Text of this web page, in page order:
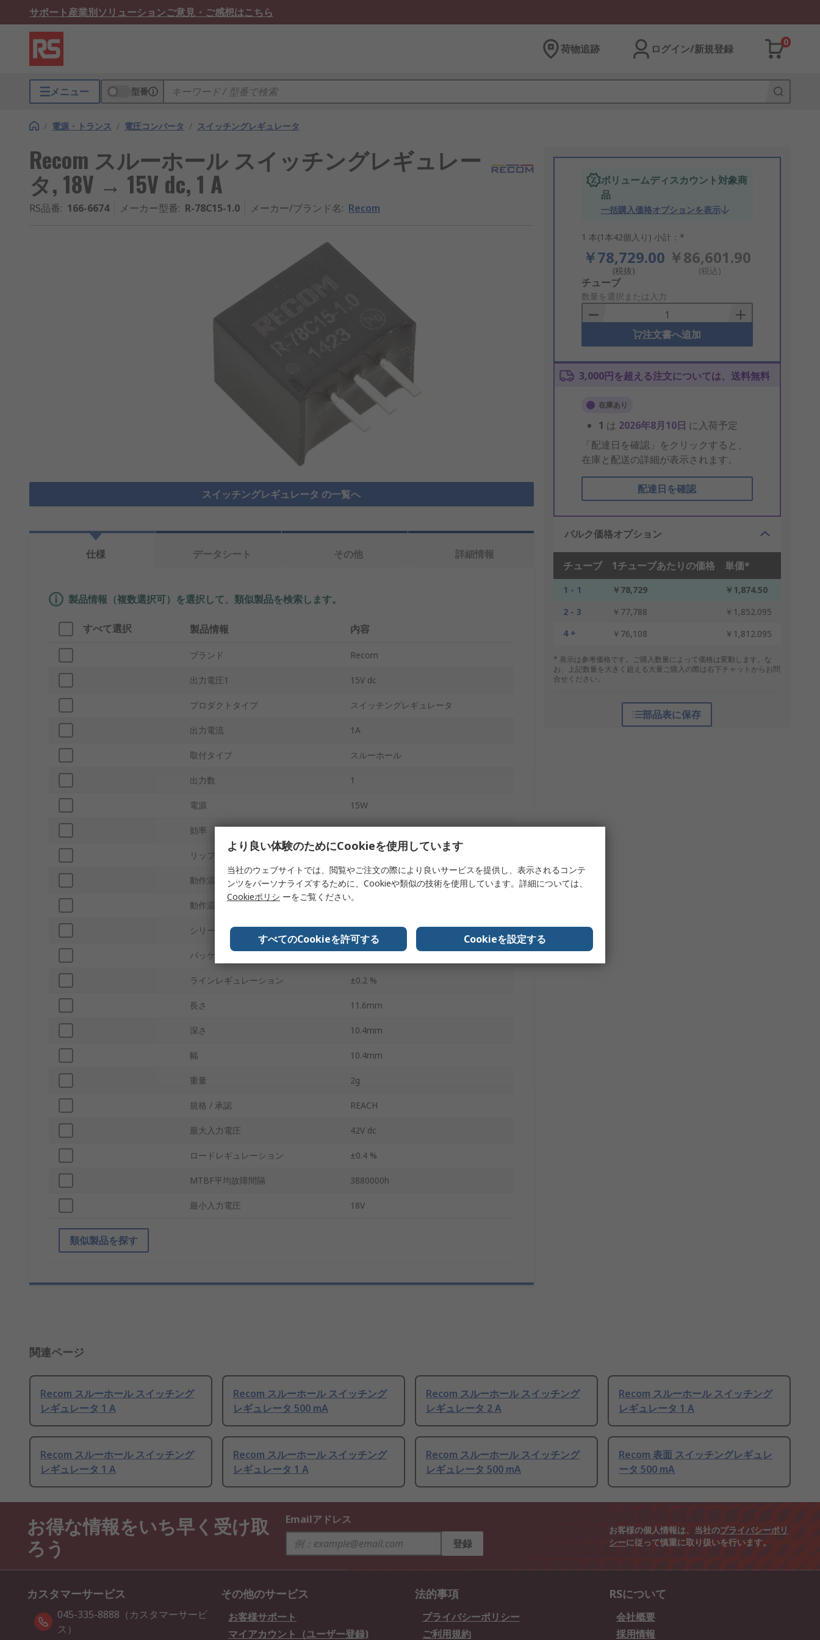
サポート産業別ソリューションご意見・ご感想はこちら
荷物追跡 ログイン/新規登録
0
メニュー 型番
/ 電源・トランス / 電圧コンバータ / スイッチングレギュレータ
Recom スルーホール スイッチングレギュレー
タ, 18V → 15V dc, 1 A
RS品番: 166-6674 メーカー型番: R-78C15-1.0 メーカー/ブランド名: Recom
スイッチングレギュレータ の一覧へ
ボリュームディスカウント対象商
品
一括購入価格オプションを表示
1 本(1本42個入り) 小計：*
￥78,729.00
(税抜)
￥86,601.90
(税込)
Add
to
Basket
チューブ
数量を選択または入力
注文書へ追加
3,000円を超える注文については、送料無料
在庫あり
1 は 2026年8月10日 に入荷予定
「配達日を確認」をクリックすると、
在庫と配送の詳細が表示されます。
配達日を確認
バルク価格オプション
チューブ 1チューブあたりの価格 単価*
1 - 1 ￥78,729
￥1,874.50
2 - 3
￥77,788
￥1,852.095
4 +
￥76,108 ￥1,812.095
* 表示は参考価格です。ご購入数量によって価格は変動します。な
お、上記数量を大きく超える大量ご購入の際は右下チャットからお問
合せください。
部品表に保存
仕様 データシート その他 詳細情報
製品情報（複数選択可）を選択して、類似製品を検索します。
すべて選択 製品情報 内容
ブランド Recom
出力電圧1 15V dc
プロダクトタイプ スイッチングレギュレータ
出力電流 1A
取付タイプ スルーホール
出力数 1
電源 15W
効率 94%
リップルとノイズ 100mV Pk-Pk
動作温度 Max 85°C
動作温度 Min
シリーズ R-78C-1.0
パッケージ型式
ラインレギュレーション ±0.2 %
長さ 11.6mm
深さ 10.4mm
幅 10.4mm
重量 2g
規格 / 承認 REACH
最大入力電圧 42V dc
ロードレギュレーション ±0.4 %
MTBF平均故障間隔 3880000h
最小入力電圧 18V
類似製品を探す
関連ページ
Recom スルーホール スイッチング
レギュレータ 1 A
Recom スルーホール スイッチング
レギュレータ 500 mA
Recom スルーホール スイッチング
レギュレータ 2 A
Recom スルーホール スイッチング
レギュレータ 1 A
Recom スルーホール スイッチング
レギュレータ 1 A
Recom スルーホール スイッチング
レギュレータ 1 A
Recom スルーホール スイッチング
レギュレータ 500 mA
Recom 表面 スイッチングレギュレ
ータ 500 mA
お得な情報をいち早く受け取
ろう
Emailアドレス
登録
お客様の個人情報は、当社のプライバシーポリ
シーに従って慎重に取り扱いを行います。
カスタマーサービス
045-335-8888（カスタマーサービ
ス）
その他のサービス
お客様サポート
マイアカウント（ユーザー登録)
法的事項
プライバシーポリシー
ご利用規約
RSについて
会社概要
採用情報
より良い体験のためにCookieを使用しています
当社のウェブサイトでは、閲覧やご注文の際により良いサービスを提供し、表示されるコンテ
ンツをパーソナライズするために、Cookieや類似の技術を使用しています。詳細については、
Cookieポリシ ーをご覧ください。
すべてのCookieを許可する Cookieを設定する